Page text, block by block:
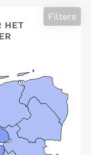
HET
Filters